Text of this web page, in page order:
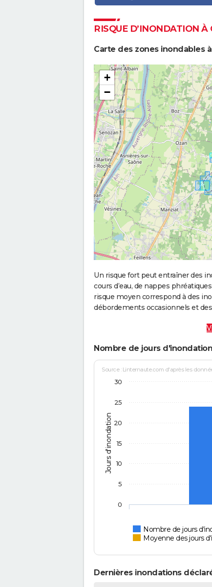
RISQUE D’INONDATION À
Carte des zones inondables
+
−
Un risque fort peut entraîner des
cours d’eau, de nappes
risque moyen correspond à des
débordements occasionnels et
Nombre de jours
Jours d'inondation
Source : Linternaute.com d'après les
Nombre de jours
Moyenne des jours
0
5
10
15
20
25
30
Dernières inondations